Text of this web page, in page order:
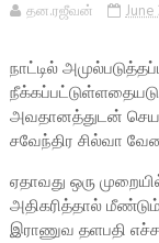
தன.ரஜீவன்
நாட்டில்
அவதானத்துடன்
சவேந்திர சில்வா
ஏதாவது ஒரு
அதிகரித்தால்
இராணுவ தளபதி